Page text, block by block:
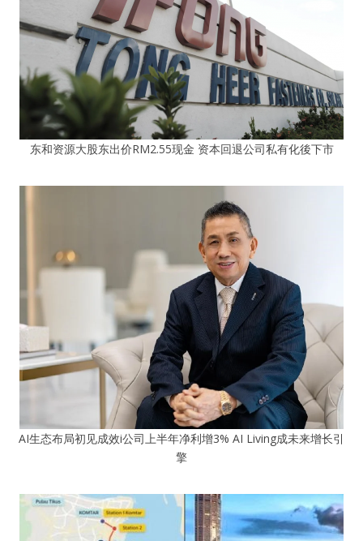
东和资源大股东出价RM2.55现金 资本回退公司私有化後下市
AI生态布局初见成效i公司上半年净利增3% AI Living成未来增长引
擎